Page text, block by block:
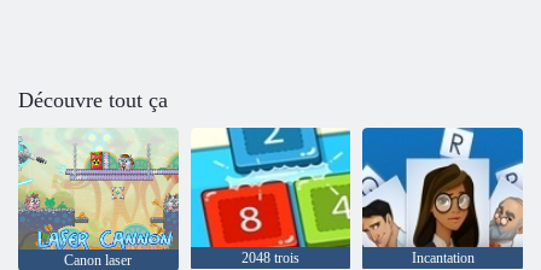
Découvre tout ça
Canon laser 2048 trois Incantation